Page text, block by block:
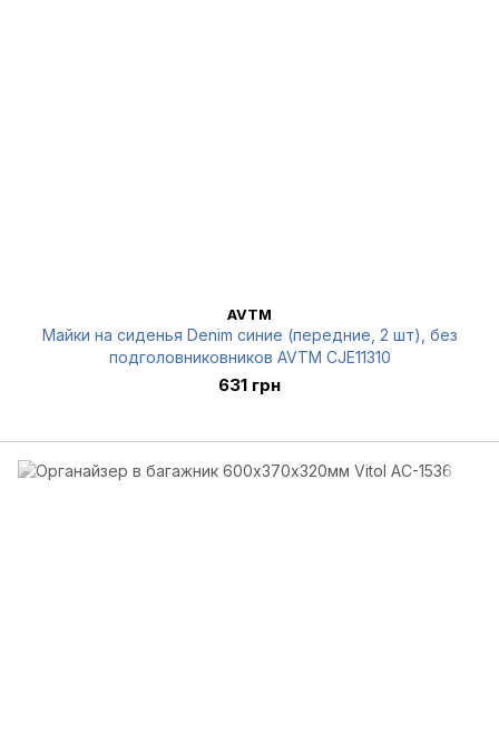
AVTM
Майки на сиденья Denim синие (передние, 2 шт), без
подголовниковников AVTM CJE11310
631 грн